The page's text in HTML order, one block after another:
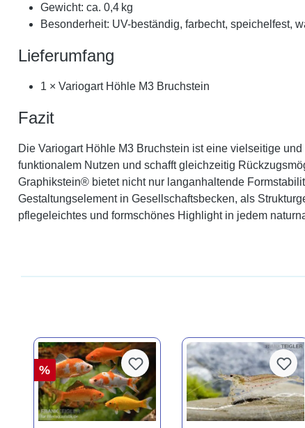
Gewicht: ca. 0,4 kg
Besonderheit: UV-beständig, farbecht, speichelfest,
Lieferumfang
1 × Variogart Höhle M3 Bruchstein
Fazit
Die Variogart Höhle M3 Bruchstein ist eine vielseitige
funktionalem Nutzen und schafft gleichzeitig
Graphikstein® bietet nicht nur langanhaltende
Gestaltungselement in Gesellschaftsbecken, als
pflegeleichtes und formschönes Highlight in jedem
%